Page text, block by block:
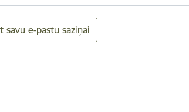
savu e-pastu saziņai